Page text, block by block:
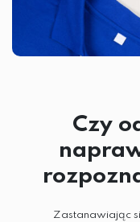
Czy
Zastanawiając